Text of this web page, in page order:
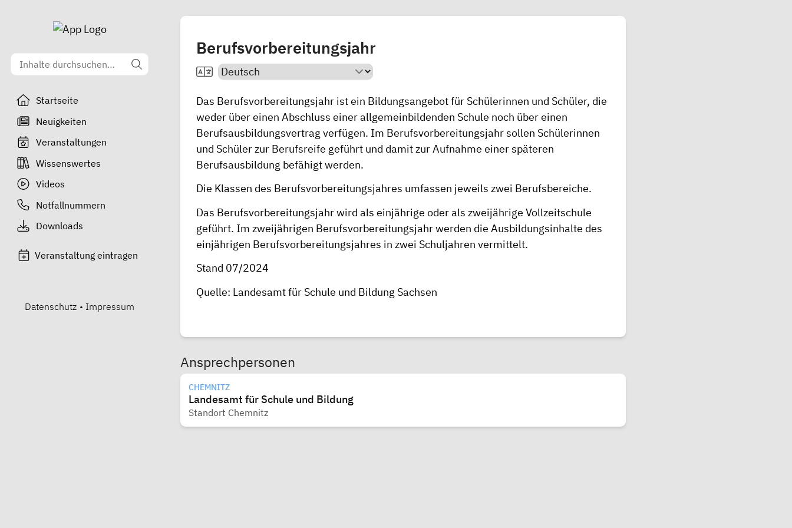
Startseite
Neuigkeiten
Veranstaltungen
Wissenswertes
Videos
Notfallnummern
Downloads
Veranstaltung eintragen
Datenschutz • Impressum
Berufsvorbereitungsjahr
Das Berufsvorbereitungsjahr ist ein Bildungsangebot für Schülerinnen und Schüler, die
weder über einen Abschluss einer allgemeinbildenden Schule noch über einen
Berufsausbildungsvertrag verfügen. Im Berufsvorbereitungsjahr sollen Schülerinnen
und Schüler zur Berufsreife geführt und damit zur Aufnahme einer späteren
Berufsausbildung befähigt werden.
Die Klassen des Berufsvorbereitungsjahres umfassen jeweils zwei Berufsbereiche.
Das Berufsvorbereitungsjahr wird als einjährige oder als zweijährige Vollzeitschule
geführt. Im zweijährigen Berufsvorbereitungsjahr werden die Ausbildungsinhalte des
einjährigen Berufsvorbereitungsjahres in zwei Schuljahren vermittelt.
Stand 07/2024
Quelle: Landesamt für Schule und Bildung Sachsen
Ansprechpersonen
CHEMNITZ
Landesamt für Schule und Bildung
Standort Chemnitz